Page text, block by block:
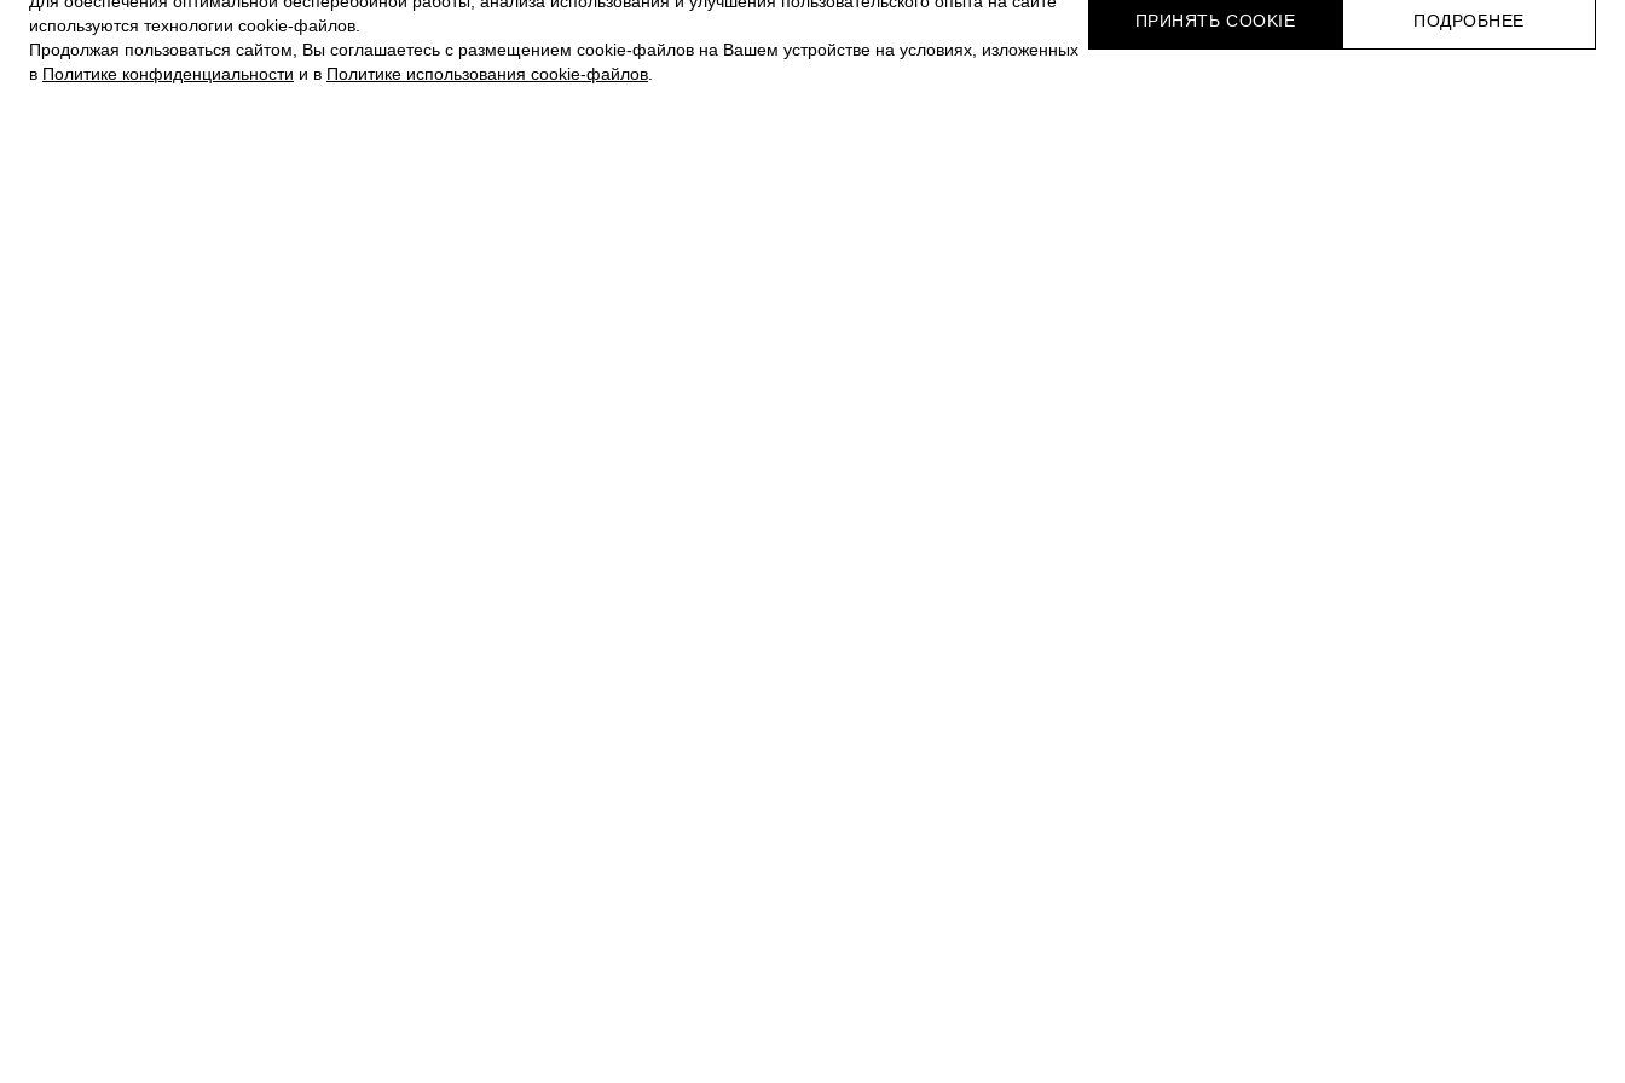
используются технологии cookie-файлов.
Продолжая пользоваться сайтом, Вы соглашаетесь с размещением cookie-файлов на Вашем устройстве на условиях, изложенных
в Политике конфиденциальности и в Политике использования cookie-файлов
ПРИНЯТЬ COOKIE ПОДРОБНЕЕ
ПОЛИТИКА КОНФИДЕНЦИАЛЬНОСТИ
ПОЛИТИКА COOKIE
УСЛОВИЯ ПОКУПКИ
КАРЬЕРА
ТЕЛЕГРАМ